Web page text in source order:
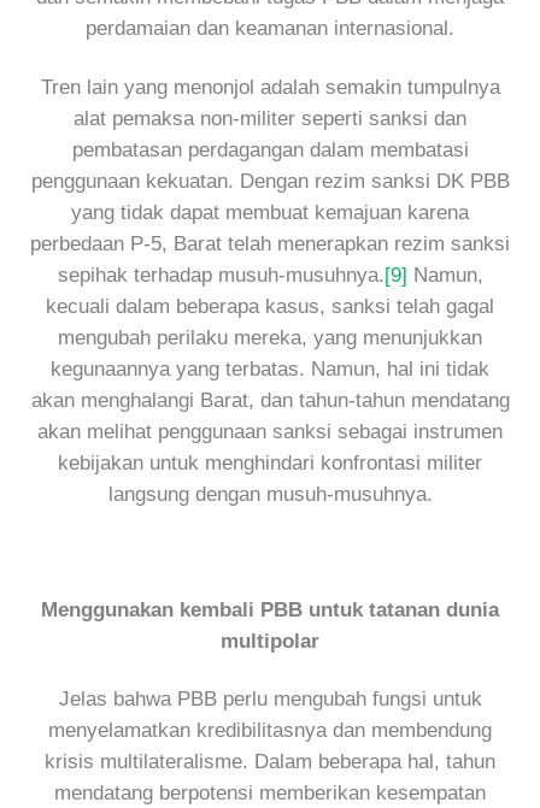
perdamaian dan keamanan internasional.
Tren lain yang menonjol adalah semakin tumpulnya
alat pemaksa non-militer seperti sanksi dan
pembatasan perdagangan dalam membatasi
penggunaan kekuatan. Dengan rezim sanksi DK PBB
yang tidak dapat membuat kemajuan karena
perbedaan P-5, Barat telah menerapkan rezim sanksi
sepihak terhadap musuh-musuhnya.[9] Namun,
kecuali dalam beberapa kasus, sanksi telah gagal
mengubah perilaku mereka, yang menunjukkan
kegunaannya yang terbatas. Namun, hal ini tidak
akan menghalangi Barat, dan tahun-tahun mendatang
akan melihat penggunaan sanksi sebagai instrumen
kebijakan untuk menghindari konfrontasi militer
langsung dengan musuh-musuhnya.
Menggunakan kembali PBB untuk tatanan dunia
multipolar
Jelas bahwa PBB perlu mengubah fungsi untuk
menyelamatkan kredibilitasnya dan membendung
krisis multilateralisme. Dalam beberapa hal, tahun
mendatang berpotensi memberikan kesempatan